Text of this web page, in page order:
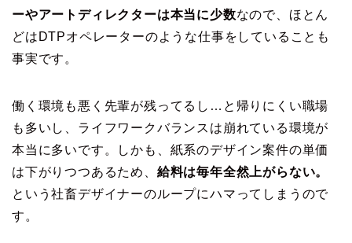
ーやアートディレクターは本当に少数なので、ほとん
どはDTPオペレーターのような仕事をしていることも
事実です。
働く環境も悪く先輩が残ってるし…と帰りにくい職場
も多いし、ライフワークバランスは崩れている環境が
本当に多いです。しかも、紙系のデザイン案件の単価
は下がりつつあるため、 給料は毎年全然上がらない。
という社畜デザイナーのループにハマってしまうので
す。